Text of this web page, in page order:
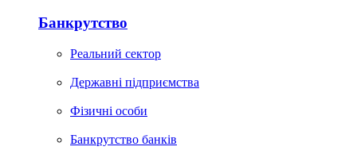
Банкрутство
Реальний сектор
Державні підприємства
Фізичні особи
Банкрутство банків